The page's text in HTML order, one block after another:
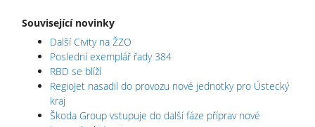
Související novinky
Další Civity na ŽZO
Poslední exemplář řady 384
RBD se blíží
RegioJet nasadil do provozu nové jednotky pro Ústecký
kraj
Škoda Group vstupuje do další fáze příprav nové